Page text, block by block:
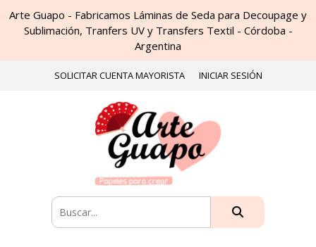
Arte Guapo - Fabricamos Láminas de Seda para Decoupage y
Sublimación, Tranfers UV y Transfers Textil - Córdoba -
Argentina
SOLICITAR CUENTA MAYORISTA INICIAR SESIÓN